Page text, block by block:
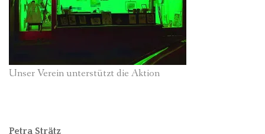
Unser Verein unterstützt die Aktion
Petra Strätz